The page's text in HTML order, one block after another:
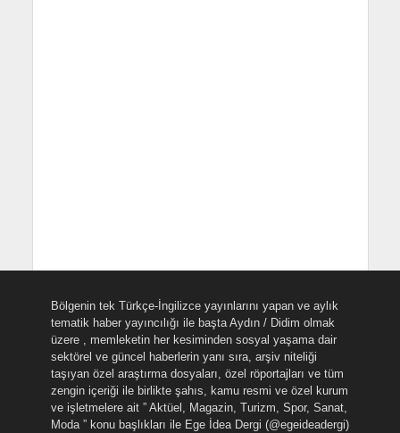
Bölgenin tek Türkçe-İngilizce yayınlarını yapan ve aylık
tematik haber yayıncılığı ile başta Aydın / Didim olmak
üzere , memleketin her kesiminden sosyal yaşama dair
sektörel ve güncel haberlerin yanı sıra, arşiv niteliği
taşıyan özel araştırma dosyaları, özel röportajları ve tüm
zengin içeriği ile birlikte şahıs, kamu resmi ve özel kurum
ve işletmelere ait ” Aktüel, Magazin, Turizm, Spor, Sanat,
Moda ” konu başlıkları ile Ege İdea Dergi (@egeideadergi)